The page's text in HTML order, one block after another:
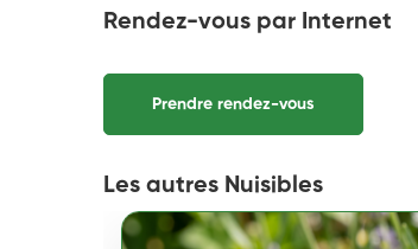
Rendez-vous par Internet
Prendre rendez-vous
Les autres Nuisibles